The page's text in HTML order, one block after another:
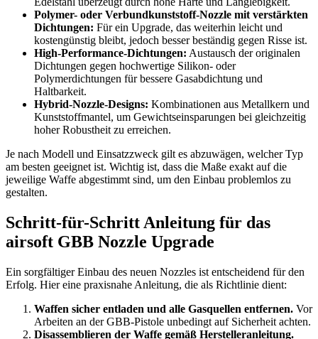
Polymer- oder Verbundkunststoff-Nozzle mit verstärkten
Dichtungen: Für ein Upgrade, das weiterhin leicht und
kostengünstig bleibt, jedoch besser beständig gegen Risse ist.
High-Performance-Dichtungen: Austausch der originalen
Dichtungen gegen hochwertige Silikon- oder
Polymerdichtungen für bessere Gasabdichtung und
Haltbarkeit.
Hybrid-Nozzle-Designs: Kombinationen aus Metallkern und
Kunststoffmantel, um Gewichtseinsparungen bei gleichzeitig
hoher Robustheit zu erreichen.
Je nach Modell und Einsatzzweck gilt es abzuwägen, welcher Typ
am besten geeignet ist. Wichtig ist, dass die Maße exakt auf die
jeweilige Waffe abgestimmt sind, um den Einbau problemlos zu
gestalten.
Schritt-für-Schritt Anleitung für das
airsoft GBB Nozzle Upgrade
Ein sorgfältiger Einbau des neuen Nozzles ist entscheidend für den
Erfolg. Hier eine praxisnahe Anleitung, die als Richtlinie dient:
Waffen sicher entladen und alle Gasquellen entfernen. Vor
Arbeiten an der GBB-Pistole unbedingt auf Sicherheit achten.
Disassemblieren der Waffe gemäß Herstelleranleitung.